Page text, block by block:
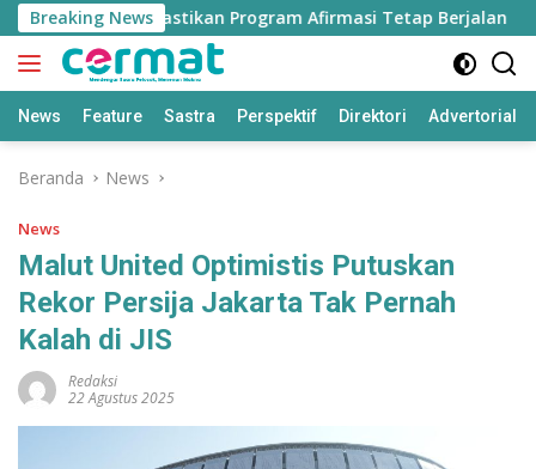
Langsung
ke
konten
Breaking News
Taliabu Pastikan Program Afirmasi Tetap Berjalan
News Feature Sastra Perspektif Direktori Advertorial
Beranda News
News
Malut United Optimistis Putuskan
Rekor Persija Jakarta Tak Pernah
Kalah di JIS
Redaksi
22 Agustus 2025